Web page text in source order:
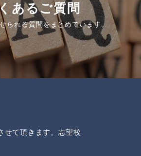
あるご質問
られる質問をまとめています。
せて頂きます。志望校